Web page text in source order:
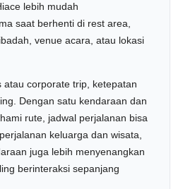
lebih mudah
saat berhenti di rest area,
venue acara, atau lokasi
atau corporate trip, ketepatan
Dengan satu kendaraan dan
rute, jadwal perjalanan bisa
keluarga dan wisata,
juga lebih menyenangkan
berinteraksi sepanjang